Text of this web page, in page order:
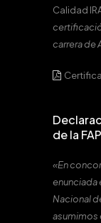
Calidad
carrera de
de la
«En
enunciada
Nacional
asumimos